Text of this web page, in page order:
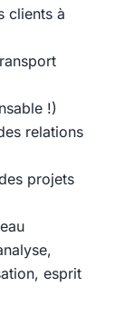
clients à
!)
relations
projets
esprit